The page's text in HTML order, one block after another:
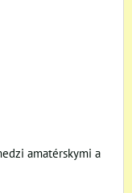
amatérskymi a